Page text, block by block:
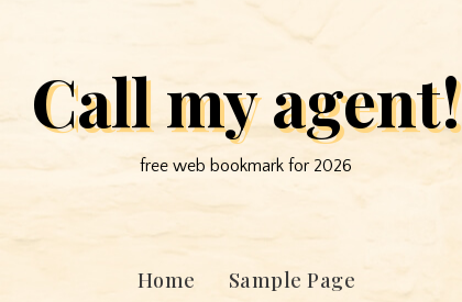
Call my agent!
free web bookmark for 2026
Home Sample Page